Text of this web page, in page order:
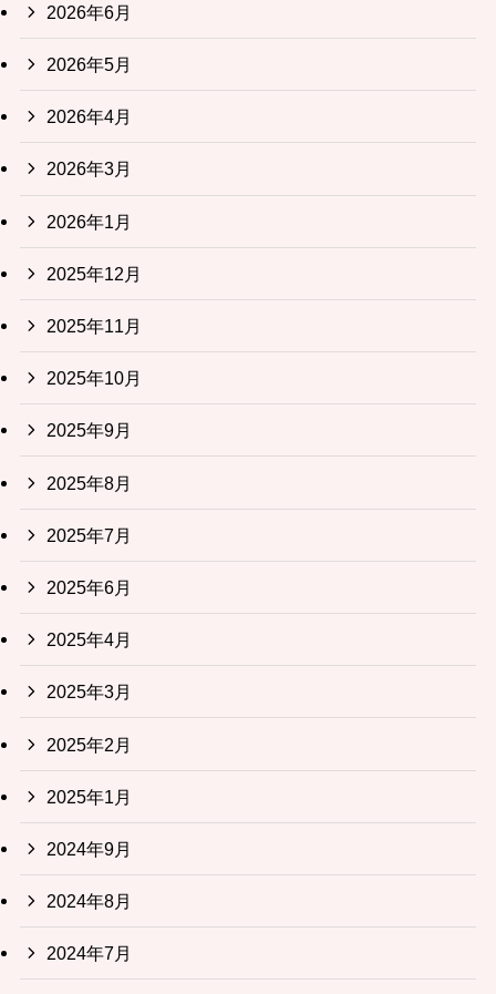
2026年6月
2026年5月
2026年4月
2026年3月
2026年1月
2025年12月
2025年11月
2025年10月
2025年9月
2025年8月
2025年7月
2025年6月
2025年4月
2025年3月
2025年2月
2025年1月
2024年9月
2024年8月
2024年7月